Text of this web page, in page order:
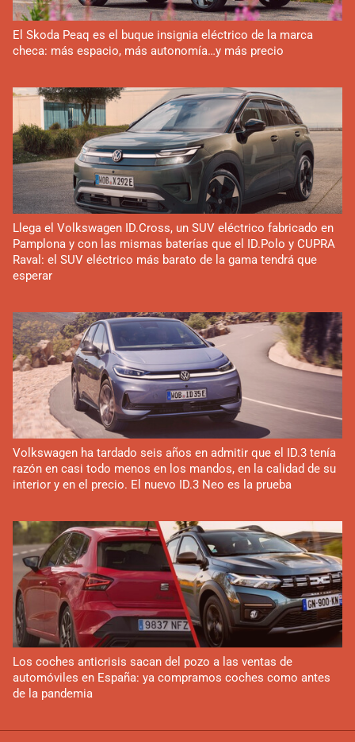
El Skoda Peaq es el buque insignia eléctrico de la marca
checa: más espacio, más autonomía…y más precio
Llega el Volkswagen ID.Cross, un SUV eléctrico fabricado en
Pamplona y con las mismas baterías que el ID.Polo y CUPRA
Raval: el SUV eléctrico más barato de la gama tendrá que
esperar
Volkswagen ha tardado seis años en admitir que el ID.3 tenía
razón en casi todo menos en los mandos, en la calidad de su
interior y en el precio. El nuevo ID.3 Neo es la prueba
Los coches anticrisis sacan del pozo a las ventas de
automóviles en España: ya compramos coches como antes
de la pandemia